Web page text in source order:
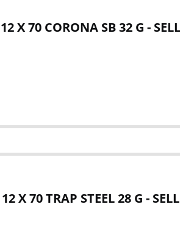
12 X 70 CORONA SB 32 G -
12 X 70 TRAP STEEL 28 G -